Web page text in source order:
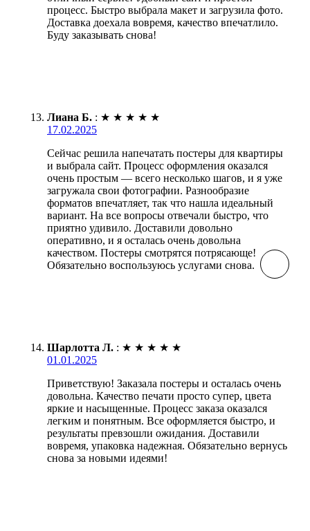
процесс. Быстро выбрала макет и загрузила фото.
Доставка доехала вовремя, качество впечатлило.
Буду заказывать снова!
Лиана Б. : ★ ★ ★ ★ ★
17.02.2025
Сейчас решила напечатать постеры для квартиры
и выбрала сайт. Процесс оформления оказался
очень простым — всего несколько шагов, и я уже
загружала свои фотографии. Разнообразие
форматов впечатляет, так что нашла идеальный
вариант. На все вопросы отвечали быстро, что
приятно удивило. Доставили довольно
оперативно, и я осталась очень довольна
качеством. Постеры смотрятся потрясающе!
Обязательно воспользуюсь услугами снова.
Шарлотта Л. : ★ ★ ★ ★ ★
01.01.2025
Приветствую! Заказала постеры и осталась очень
довольна. Качество печати просто супер, цвета
яркие и насыщенные. Процесс заказа оказался
легким и понятным. Все оформляется быстро, и
результаты превзошли ожидания. Доставили
вовремя, упаковка надежная. Обязательно вернусь
снова за новыми идеями!